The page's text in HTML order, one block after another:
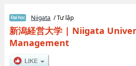
Niigata / Tư lập
新潟経営大学| Niigata
Management